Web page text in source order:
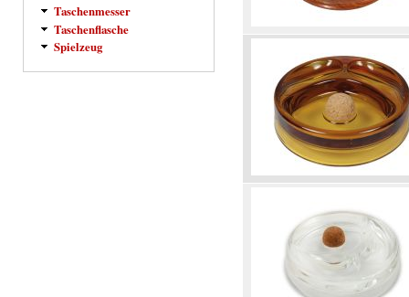
Taschenmesser
Taschenflasche
Spielzeug